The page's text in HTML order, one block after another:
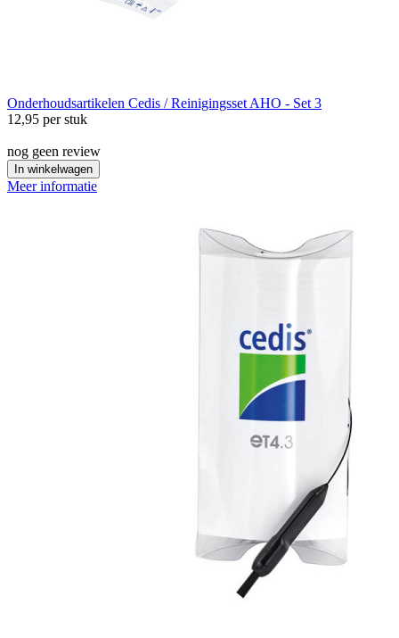
Onderhoudsartikelen Cedis / Reinigingsset AHO - Set 3
12,95 per stuk
nog geen review
In winkelwagen
Meer informatie